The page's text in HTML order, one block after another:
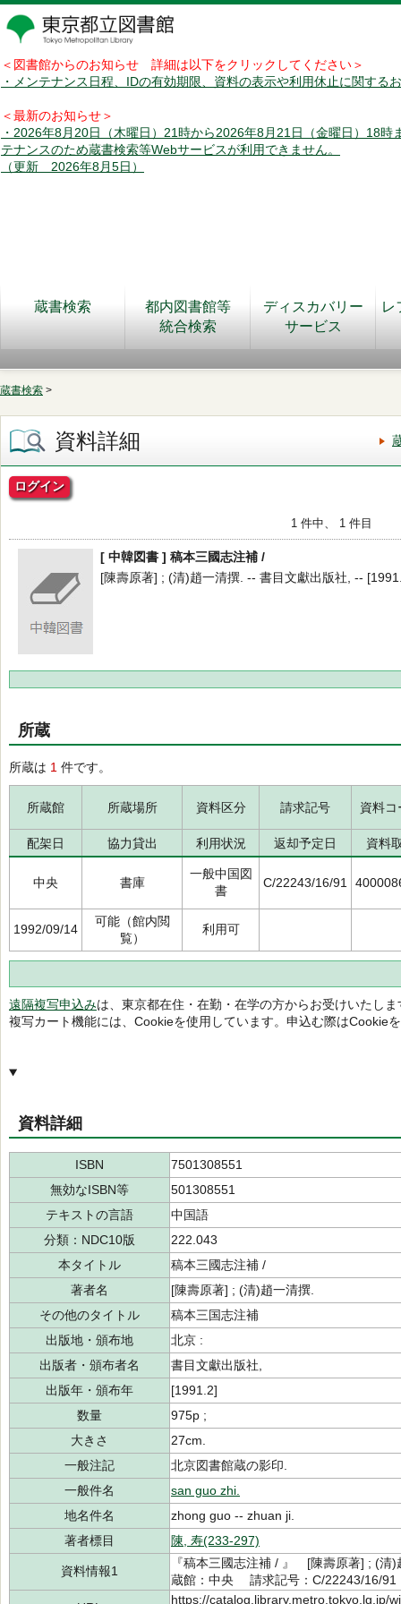
＜図書館からのお知らせ 詳細は以下をクリックしてください＞
・メンテナンス日程、IDの有効期限、資料の表示や利用休止に関する
＜最新のお知らせ＞
・2026年8月20日（木曜日）21時から2026年8月21日（金曜日）18時
テナンスのため蔵書検索等Webサービスが利用できません。
（更新 2026年8月5日）
蔵書検索
都内図書館等
統合検索
ディスカバリー
サービス
レ
蔵書検索 >
資料詳細
ログイン
1 件中、 1 件目
[ 中韓図書 ] 稿本三國志注補 /
[陳壽原著] ; (清)趙一清撰. -- 書目文獻出版社, --
所蔵
所蔵は 1 件です。
所蔵館 所蔵場所 資料区分 請求記号 資料コ
配架日 協力貸出 利用状況 返却予定日 資料
中央 書庫
一般中国図
書
C/22243/16/91
1992/09/14
可能（館内閲
覧）
利用可
遠隔複写申込みは、東京都在住・在勤・在学の方からお受けいたしま
複写カート機能には、Cookieを使用しています。申込む際はCookie
資料詳細
ISBN
7501308551
無効なISBN等
501308551
テキストの言語
中国語
分類：NDC10版
222.043
本タイトル
稿本三國志注補 /
著者名
[陳壽原著] ; (清)趙一清撰.
その他のタイトル
稿本三国志注補
出版地・頒布地
北京 :
出版者・頒布者名
書目文獻出版社,
出版年・頒布年
[1991.2]
数量
975p ;
大きさ
27cm.
一般注記
北京図書館蔵の影印.
一般件名
san guo zhi.
地名件名
zhong guo -- zhuan ji.
著者標目
陳, 寿(233-297)
資料情報1
『稿本三國志注補 / 』 [陳壽原著] ; (
蔵館：中央 請求記号：C/22243/16/
https://catalog.library.metro.tokyo.lg.jp/